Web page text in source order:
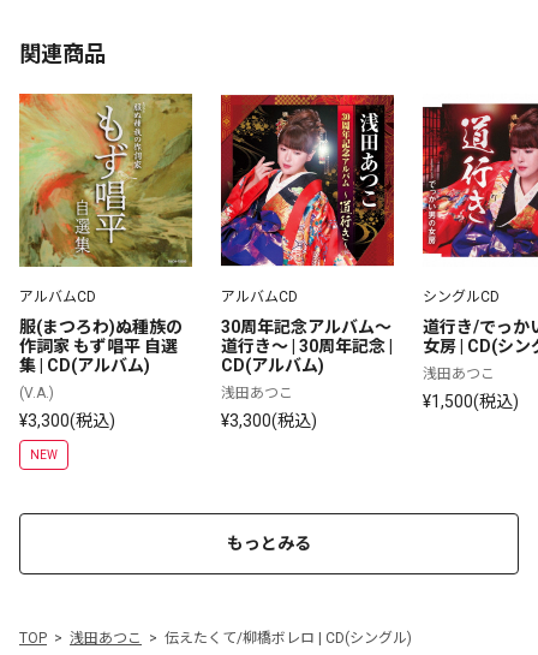
関連商品
アルバムCD
服(まつろわ)ぬ種族の
作詞家 もず唱平 自選
集 | CD(アルバム)
(V.A.)
¥3,300(税込)
NEW
アルバムCD
30周年記念アルバム～
道行き～ | 30周年記念 |
CD(アルバム)
浅田あつこ
¥3,300(税込)
シングルCD
道行き/でっか
女房 | CD(シン
浅田あつこ
¥1,500(税込)
もっとみる
TOP 浅田あつこ 伝えたくて/柳橋ボレロ | CD(シングル)